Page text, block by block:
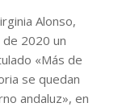
Alonso,
2020 un
«Más de
se quedan
andaluz», en